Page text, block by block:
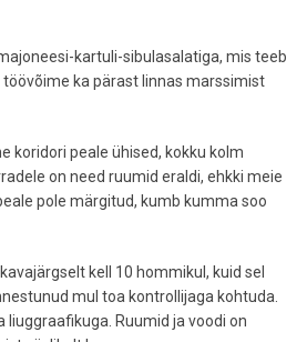
kartuli-sibulasalatiga, mis teeb
ka pärast linnas marssimist
koridori peale ühised, kokku kolm
on need ruumid eraldi, ehkki meie
pole märgitud, kumb kumma soo
kell 10 hommikul, kuid sel
mul toa kontrollijaga kohtuda.
Ruumid ja voodi on